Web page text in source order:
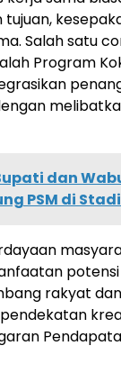
Salah satu
Program
dan
PSM di
rakyat